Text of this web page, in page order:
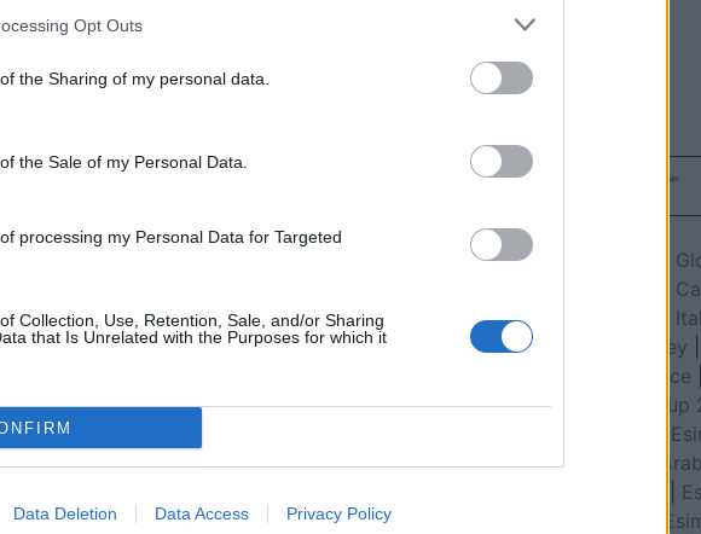
Opt Outs
the Sharing of my personal data.
the Sale of my Personal Data.
processing my Personal Data for Targeted
Collection, Use, Retention, Sale, and/or Sharing
that Is Unrelated with the Purposes for which it
Data Deletion Data Access Privacy Policy
Esim for
Esim for
Esim for
for Turkey
for Greece
World Cup
United